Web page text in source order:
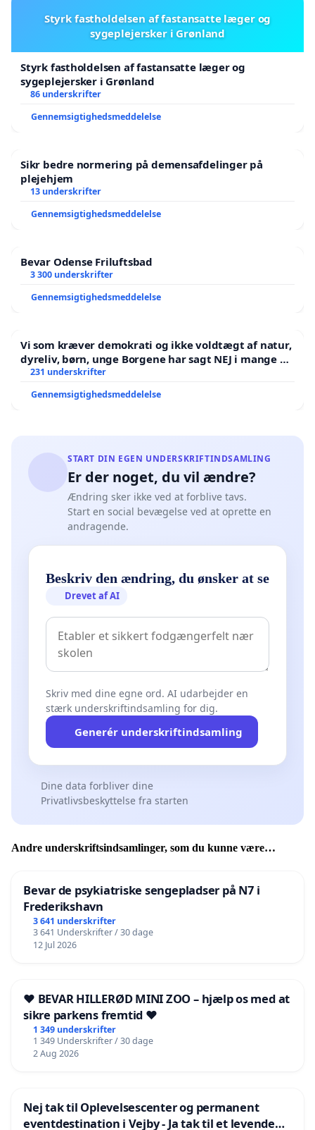
Styrk fastholdelsen af fastansatte læger og
sygeplejersker i Grønland
Styrk fastholdelsen af fastansatte læger og
sygeplejersker i Grønland
86 underskrifter
Gennemsigtighedsmeddelelse
Sikr bedre normering på demensafdelinger på
plejehjem
13 underskrifter
Gennemsigtighedsmeddelelse
Bevar Odense Friluftsbad
3 300 underskrifter
Gennemsigtighedsmeddelelse
Vi som kræver demokrati og ikke voldtægt af natur,
dyreliv, børn, unge Borgene har sagt NEJ i mange år.
Der er
231 underskrifter
Gennemsigtighedsmeddelelse
START DIN EGEN UNDERSKRIFTINDSAMLING
Er der noget, du vil ændre?
Ændring sker ikke ved at forblive tavs.
Start en social bevægelse ved at oprette en
andragende.
Beskriv den ændring, du ønsker at se
Drevet af AI
Skriv med dine egne ord. AI udarbejder en
stærk underskriftindsamling for dig.
Generér underskriftindsamling
Dine data forbliver dine
Privatlivsbeskyttelse fra starten
Andre underskriftsindsamlinger, som du kunne være
Bevar de psykiatriske sengepladser på N7 i
Frederikshavn
3 641 underskrifter
3 641 Underskrifter / 30 dage
12 Jul 2026
❤️ BEVAR HILLERØD MINI ZOO – hjælp os med at
sikre parkens fremtid ❤️
1 349 underskrifter
1 349 Underskrifter / 30 dage
2 Aug 2026
Nej tak til Oplevelsescenter og permanent
eventdestination i Vejby - Ja tak til et levende